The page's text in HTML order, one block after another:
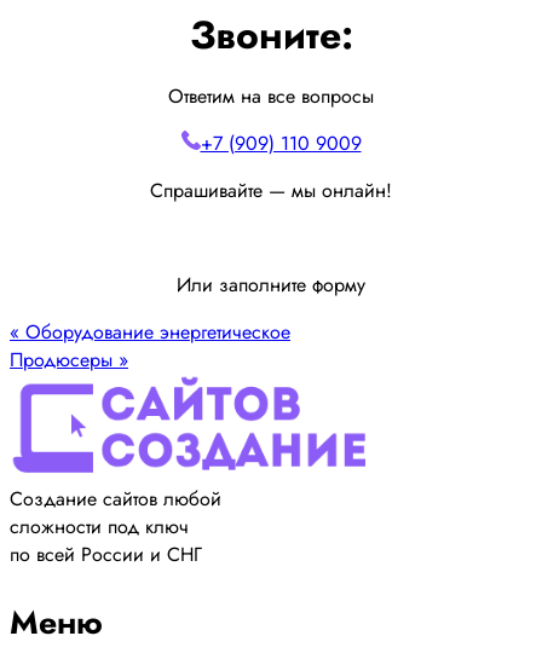
Звоните:
Ответим на все вопросы
+7 (909) 110 9009
Спрашивайте — мы онлайн!
Или заполните форму
« Оборудование энергетическое
Продюсеры »
Создание сайтов любой
сложности под ключ
по всей России и СНГ
Меню